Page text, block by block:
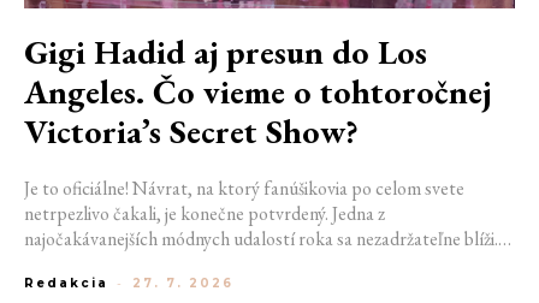
Gigi Hadid aj presun do Los
Angeles. Čo vieme o tohtoročnej
Victoria’s Secret Show?
Je to oficiálne! Návrat, na ktorý fanúšikovia po celom svete
netrpezlivo čakali, je konečne potvrdený. Jedna z
najočakávanejších módnych udalostí roka sa nezadržateľne blíži.
veľké novinky. Organizátori už prezradili miesto konania
Redakcia - 27. 7. 2026